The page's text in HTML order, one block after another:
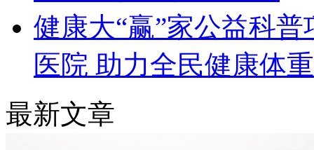
健康大“赢”家公益科
医院 助力全民健康体
最新文章